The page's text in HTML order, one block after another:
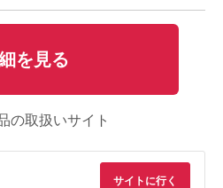
を見る
の取扱いサイト
サイトに行く